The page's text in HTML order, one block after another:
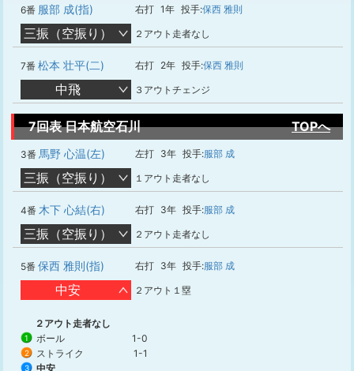
6番 服部 成(指) 右打 1年 投手:保西 雅則
三振（空振り） ２アウト走者なし
7番 松本 壮平(二) 右打 2年 投手:保西 雅則
中飛 ３アウトチェンジ
7回表 日本航空石川 TOPへ
3番 馬野 心温(左) 左打 3年 投手:服部 成
三振（空振り） １アウト走者なし
4番 木下 心結(右) 右打 3年 投手:服部 成
三振（空振り） ２アウト走者なし
5番 保西 雅則(指) 右打 3年 投手:服部 成
中安 ２アウト１塁
２アウト走者なし
1 ボール 1-0
2 ストライク 1-1
3
中安